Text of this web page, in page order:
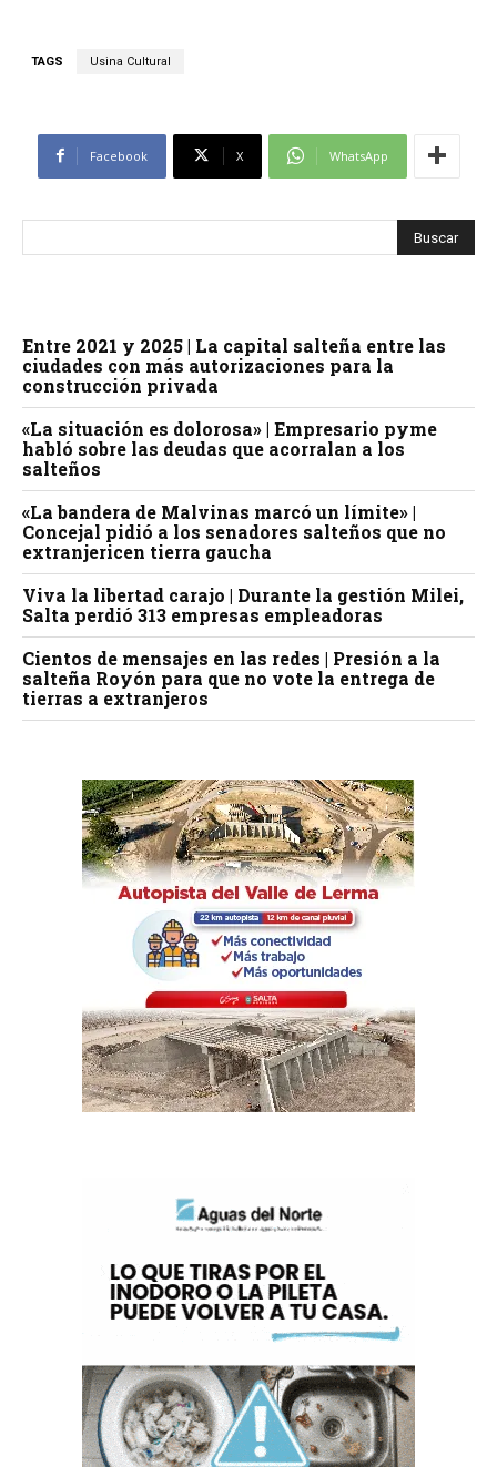
TAGS Usina Cultural
Facebook X WhatsApp
Entre 2021 y 2025 | La capital salteña entre las
ciudades con más autorizaciones para la
construcción privada
«La situación es dolorosa» | Empresario pyme
habló sobre las deudas que acorralan a los
salteños
«La bandera de Malvinas marcó un límite» |
Concejal pidió a los senadores salteños que no
extranjericen tierra gaucha
Viva la libertad carajo | Durante la gestión Milei,
Salta perdió 313 empresas empleadoras
Cientos de mensajes en las redes | Presión a la
salteña Royón para que no vote la entrega de
tierras a extranjeros